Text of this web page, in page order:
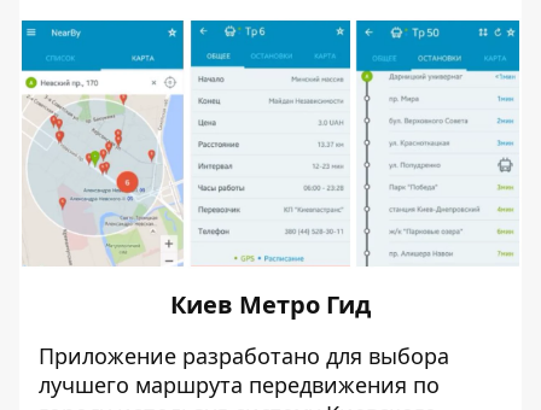
Киев Метро Гид
Приложение разработано для выбора
лучшего маршрута передвижения по